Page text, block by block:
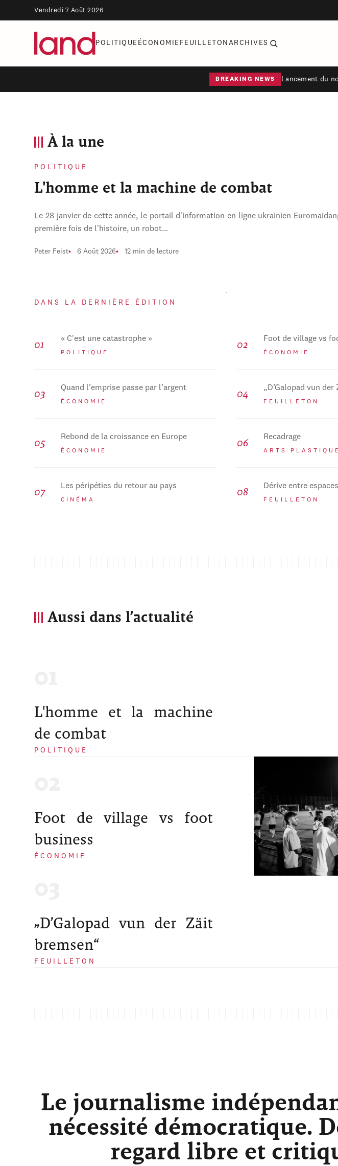
Vendredi 7 Août 2026
POLITIQUE ÉCONOMIE FEUILLETON ARCHIVES
BREAKING NEWS Lancement du
À la une
POLITIQUE
L'homme et la machine de combat
Le 28 janvier de cette année, le portail d'information en ligne ukrainien
première fois de l'histoire, un robot…
Peter Feist 6 Août 2026 12 min de lecture
DANS LA DERNIÈRE ÉDITION
« C'est une catastrophe »
POLITIQUE
Foot de village vs
ÉCONOMIE
Quand l’emprise passe par l’argent
ÉCONOMIE
„D’Galopad vun
FEUILLETON
Rebond de la croissance en Europe
ÉCONOMIE
Recadrage
ARTS
Les péripéties du retour au pays
CINÉMA
Dérive entre
FEUILLETON
Aussi dans l’actualité
L'homme et la machine
de combat
POLITIQUE
Foot de village vs foot
business
ÉCONOMIE
„D’Galopad vun der Zäit
bremsen“
FEUILLETON
Le journalisme
nécessité démocratique.
regard libre et